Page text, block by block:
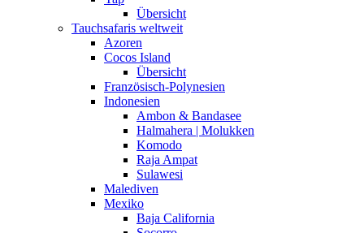
Übersicht
Tauchsafaris weltweit
Azoren
Cocos Island
Übersicht
Französisch-Polynesien
Indonesien
Ambon & Bandasee
Halmahera | Molukken
Komodo
Raja Ampat
Sulawesi
Malediven
Mexiko
Baja California